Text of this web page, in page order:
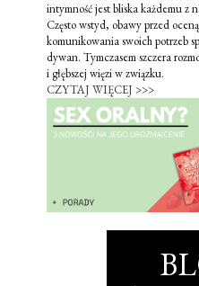
intymność jest bliska każdemu z
Często wstyd, obawy przed
komunikowania swoich potrzeb
dywan. Tymczasem szczera
i głębszej więzi w związku.
CZYTAJ WIĘCEJ >>>